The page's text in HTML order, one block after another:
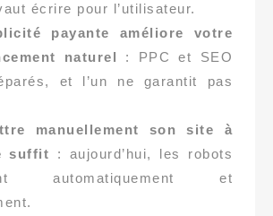
écrire pour l’utilisateur.
payante améliore votre
naturel
: PPC et SEO
et l’un ne garantit pas
manuellement son site à
suffit : aujourd’hui, les robots
automatiquement et